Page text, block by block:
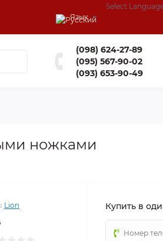
Язык
Select
(098) 624-27-89
(095) 567-90-02
(093) 653-90-49
ножками
Lion
Купить в